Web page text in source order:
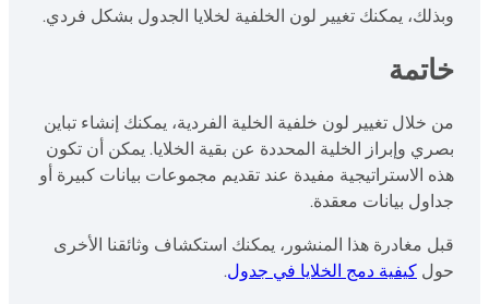
وبذلك، يمكنك تغيير لون الخلفية لخلايا الجدول بشكل فردي.
خاتمة
من خلال تغيير لون خلفية الخلية الفردية، يمكنك إنشاء تباين
بصري وإبراز الخلية المحددة عن بقية الخلايا. يمكن أن تكون
هذه الاستراتيجية مفيدة عند تقديم مجموعات بيانات كبيرة أو
جداول بيانات معقدة.
قبل مغادرة هذا المنشور، يمكنك استكشاف وثائقنا الأخرى
حول كيفية دمج الخلايا في جدول.